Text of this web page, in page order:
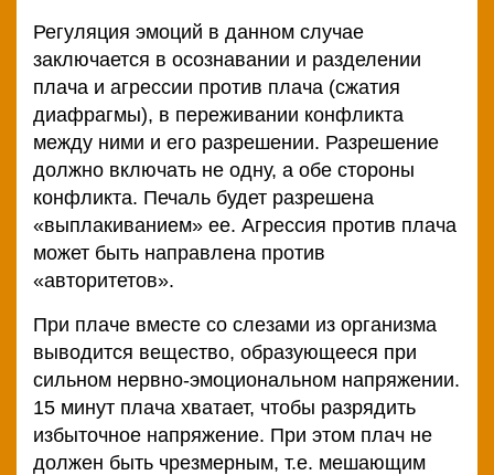
Регуляция эмоций в данном случае
заключается в осознавании и разделении
плача и агрессии против плача (сжатия
диафрагмы), в переживании конфликта
между ними и его разрешении. Разрешение
должно включать не одну, а обе стороны
конфликта. Печаль будет разрешена
«выплакиванием» ее. Агрессия против плача
может быть направлена против
«авторитетов».
При плаче вместе со слезами из организма
выводится вещество, образующееся при
сильном нервно-эмоциональном напряжении.
15 минут плача хватает, чтобы разрядить
избыточное напряжение. При этом плач не
должен быть чрезмерным, т.е. мешающим